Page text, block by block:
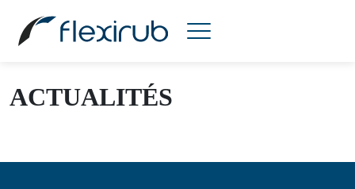
Flexirub |Actualités
ACTUALITÉS